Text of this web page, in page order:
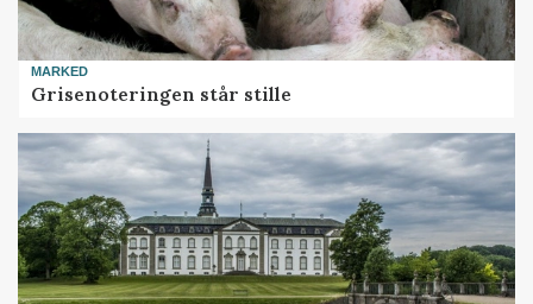
MARKED
Grisenoteringen står stille